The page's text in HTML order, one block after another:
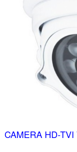
CAMERA HD-